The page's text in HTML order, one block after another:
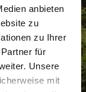
anbieten
zu
zu Ihrer
für
Unsere
mit